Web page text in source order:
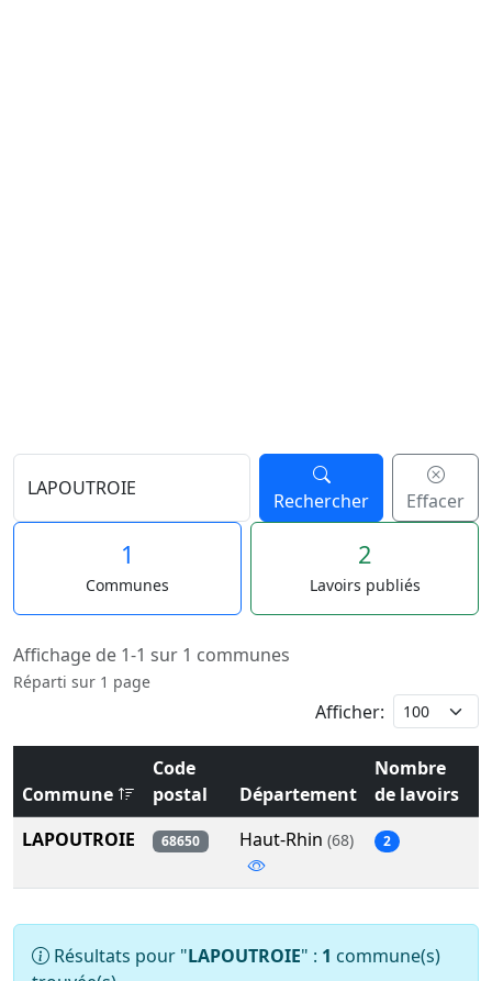
Rechercher Effacer
1
Communes
2
Lavoirs publiés
Affichage de 1-1 sur 1 communes
Réparti sur 1 page
Afficher:
Commune
Code
postal
Département
Nombre
de lavoirs
LAPOUTROIE
68650 Haut-Rhin (68) 2
Résultats pour "LAPOUTROIE" : 1 commune(s)